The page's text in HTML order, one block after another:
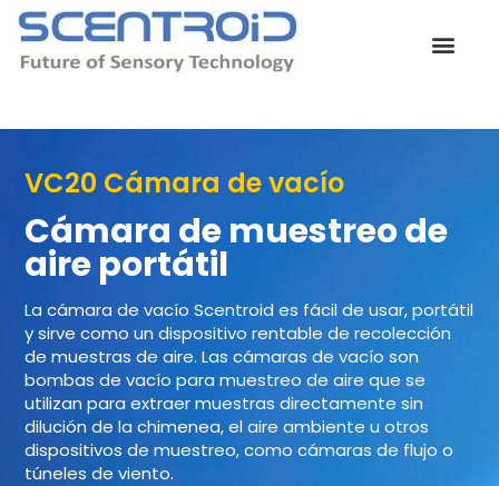
contenido
VC20 Cámara de vacío
Cámara de muestreo de
aire portátil
La cámara de vacío Scentroid es fácil de usar, portátil
y sirve como un dispositivo rentable de recolección
de muestras de aire. Las cámaras de vacío son
bombas de vacío para muestreo de aire que se
utilizan para extraer muestras directamente sin
dilución de la chimenea, el aire ambiente u otros
dispositivos de muestreo, como cámaras de flujo o
túneles de viento.